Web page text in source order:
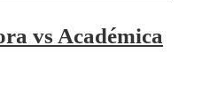
vs Académica